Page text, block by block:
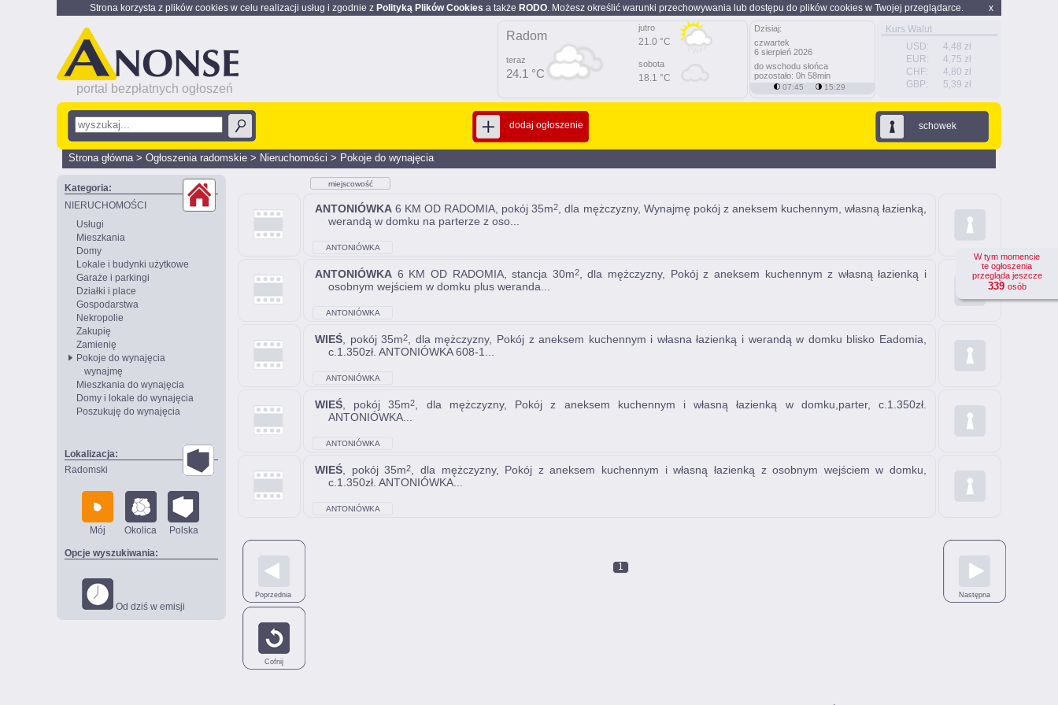
x
Strona korzysta z plików cookies w celu realizacji usług i zgodnie z Polityką Plików Cookies a także RODO. Możesz określić warunki przechowywania lub dostępu do plików cookies w Twojej przeglądarce.
portal bezpłatnych ogłoszeń
Kurs Walut
USD:
4,48 zł
EUR:
4,75 zł
CHF:
4,80 zł
GBP:
5,39 zł
Radom
teraz
24.1 °C
jutro
21.0 °C
sobota
18.1 °C
Dzisiaj:
czwartek
6 sierpień 2026
do wschodu słońca
pozostało: 0h 58min
07:45 15:29
schowek
dodaj ogłoszenie
Strona główna> Ogłoszenia radomskie > Nieruchomości > Pokoje do wynajęcia
Kategoria:
NIERUCHOMOŚCI
Usługi
Mieszkania
Domy
Lokale i budynki użytkowe
Garaże i parkingi
Działki i place
Gospodarstwa
Nekropolie
Zakupię
Zamienię
Pokoje do wynajęcia
wynajmę
Mieszkania do wynajęcia
Domy i lokale do wynajęcia
Poszukuję do wynajęcia
Lokalizacja:
Radomski
Mój Okolica Polska
Opcje wyszukiwania:
Od dziś w emisji
W tym momencie
te ogłoszenia
przegląda jeszcze
339 osób
miejscowość
ANTONIÓWKA 6 KM OD RADOMIA, pokój 35m2
, dla mężczyzny, Wynajmę pokój z aneksem kuchennym, własną łazienką,
werandą w domku na parterze z oso...
ANTONIÓWKA
ANTONIÓWKA 6 KM OD RADOMIA, stancja 30m2, dla mężczyzny, Pokój z aneksem kuchennym z własną łazienką i
osobnym wejściem w domku plus weranda...
ANTONIÓWKA
WIEŚ , pokój 35m2
, dla mężczyzny, Pokój z aneksem kuchennym i własna łazienką i werandą w domku blisko Eadomia,
c.1.350zł. ANTONIÓWKA 608-1...
ANTONIÓWKA
WIEŚ , pokój 35m2
, dla mężczyzny, Pokój z aneksem kuchennym i własną łazienką w domku,parter, c.1.350zł.
ANTONIÓWKA...
ANTONIÓWKA
WIEŚ , pokój 35m2
, dla mężczyzny, Pokój z aneksem kuchennym i własną łazienką z osobnym wejściem w domku,
c.1.350zł. ANTONIÓWKA...
ANTONIÓWKA
Poprzednia
1
Następna
Cofnij